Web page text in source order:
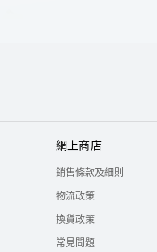
網上商店
銷售條款及細則
物流政策
換貨政策
常見問題